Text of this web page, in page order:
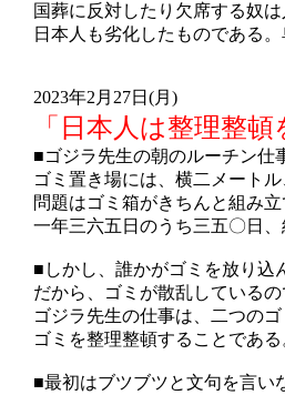
国葬に反対したり欠席する奴は
日本人も劣化したものである。
2023年2月27日(月)
「日本人は整理整
■ゴジラ先生の朝のルーチン仕
ゴミ置き場には、横二メート
問題はゴミ箱がきちんと組み立
一年三六五日のうち三五〇日
■しかし、誰かがゴミを放り込
だから、ゴミが散乱しているの
ゴジラ先生の仕事は、二つのゴ
ゴミを整理整頓することである
■最初はブツブツと文句を言い